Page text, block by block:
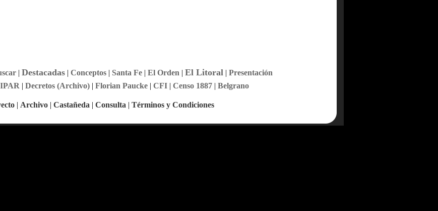
| Destacadas| Conceptos| Santa Fe| El Orden | El Litoral | Presentación
| Decretos (Archivo)| Florian Paucke| CFI| Censo 1887| Belgrano
| Archivo | Castañeda | Consulta | Términos y Condiciones